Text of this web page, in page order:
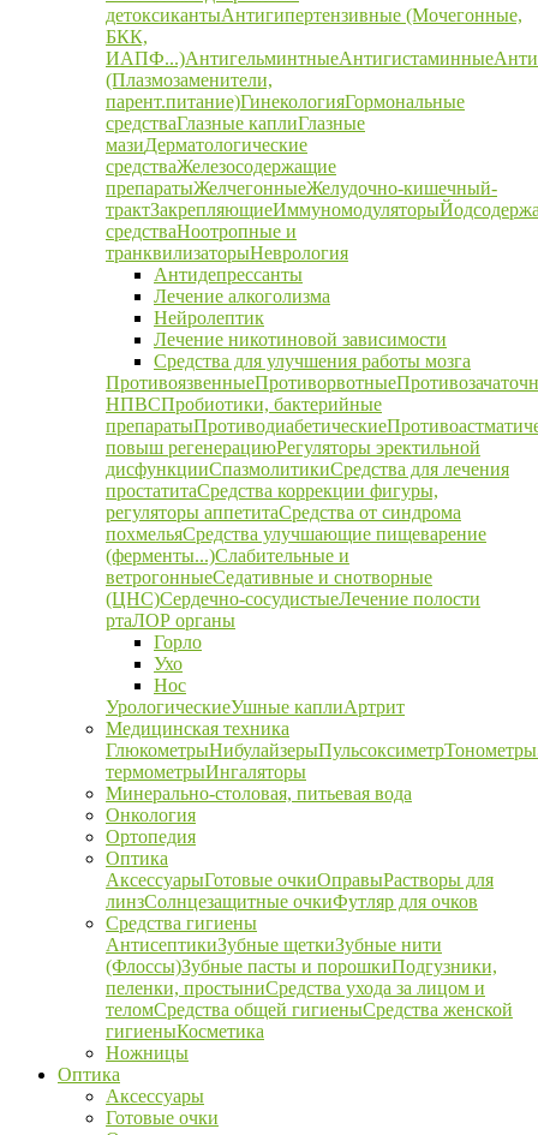
детоксикантыАнтигипертензивные (Мочегонные,
БКК,
ИАПФ...)АнтигельминтныеАнтигистаминные
(Плазмозаменители,
парент.питание)ГинекологияГормональные
средстваГлазные каплиГлазные
мазиДерматологические
средстваЖелезосодержащие
препаратыЖелчегонныеЖелудочно-кишечный-
трактЗакрепляющиеИммуномодуляторы
средстваНоотропные и
транквилизаторыНеврология
Антидепрессанты
Лечение алкоголизма
Нейролептик
Лечение никотиновой зависимости
Средства для улучшения работы мозга
ПротивоязвенныеПротиворвотные
НПВСПробиотики, бактерийные
препаратыПротиводиабетические
повыш регенерациюРегуляторы эректильной
дисфункцииСпазмолитикиСредства для лечения
простатитаСредства коррекции фигуры,
регуляторы аппетитаСредства от синдрома
похмельяСредства улучшающие пищеварение
(ферменты...)Слабительные и
ветрогонныеСедативные и снотворные
(ЦНС)Сердечно-сосудистыеЛечение полости
ртаЛОР органы
Горло
Ухо
Нос
УрологическиеУшные каплиАртрит
Медицинская техника
ГлюкометрыНибулайзерыПульсоксиметрТонометры
термометрыИнгаляторы
Минерально-столовая, питьевая вода
Онкология
Ортопедия
Оптика
АксессуарыГотовые очкиОправыРастворы для
линзСолнцезащитные очкиФутляр для очков
Средства гигиены
АнтисептикиЗубные щеткиЗубные нити
(Флоссы)Зубные пасты и порошкиПодгузники,
пеленки, простыниСредства ухода за лицом и
теломСредства общей гигиеныСредства женской
гигиеныКосметика
Ножницы
Оптика
Аксессуары
Готовые очки